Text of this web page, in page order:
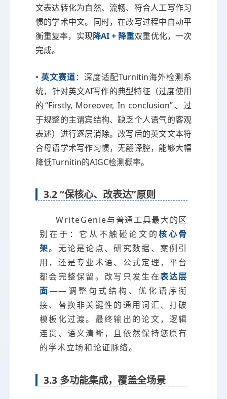
文表达转化为自然、流畅、符合人工写作习
惯的学术中文。同时，在改写过程中自动平
衡重复率，实现降AI + 降重双重优化，一次
完成。
• 英文赛道：深度适配Turnitin海外检测系
统，针对英文AI写作的典型特征（过度使用
的“Firstly, Moreover, In conclusion”、过
于规整的主谓宾结构、缺乏个人语气的客观
表述）进行逐层消除。改写后的英文文本符
合母语学术写作习惯，无翻译腔，能够大幅
降低Turnitin的AIGC检测概率。
3.2 “保核心、改表达”原则
WriteGenie与普通工具最大的区
别在于：它从不触碰论文的核心骨
架。无论是论点、研究数据、案例引
用，还是专业术语、公式定理，平台
都会完整保留。改写只发生在表达层
面——调整句式结构、优化语序衔
接、替换非关键性的通用词汇、打破
模板化过渡。最终输出的论文，逻辑
连贯、语义清晰，且依然保持您原有
的学术立场和论证脉络。
3.3 多功能集成，覆盖全场景